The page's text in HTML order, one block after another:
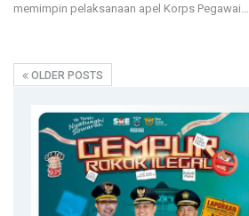
memimpin pelaksanaan apel Korps Pegawai…
OLDER POSTS